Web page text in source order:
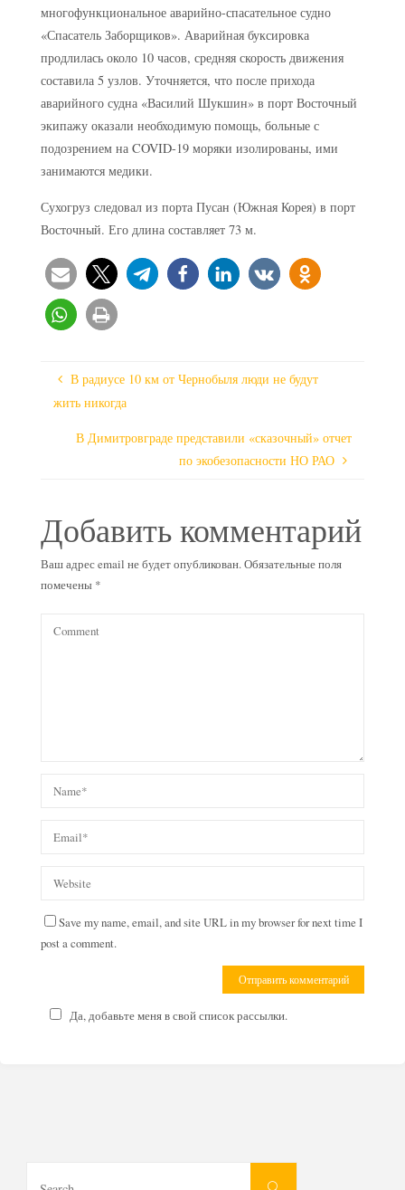
многофункциональное аварийно-спасательное судно
«Спасатель Заборщиков». Аварийная буксировка
продлилась около 10 часов, средняя скорость движения
составила 5 узлов. Уточняется, что после прихода
аварийного судна «Василий Шукшин» в порт Восточный
экипажу оказали необходимую помощь, больные с
подозрением на COVID-19 моряки изолированы, ими
занимаются медики.
Сухогруз следовал из порта Пусан (Южная Корея) в порт
Восточный. Его длина составляет 73 м.
В радиусе 10 км от Чернобыля люди не будут
жить никогда
В Димитровграде представили «сказочный» отчет
по экобезопасности НО РАО
Добавить комментарий
Ваш адрес email не будет опубликован.Обязательные поля
помечены *
Save my name, email, and site URL in my browser for next time I
post a comment.
Да, добавьте меня в свой список рассылки.